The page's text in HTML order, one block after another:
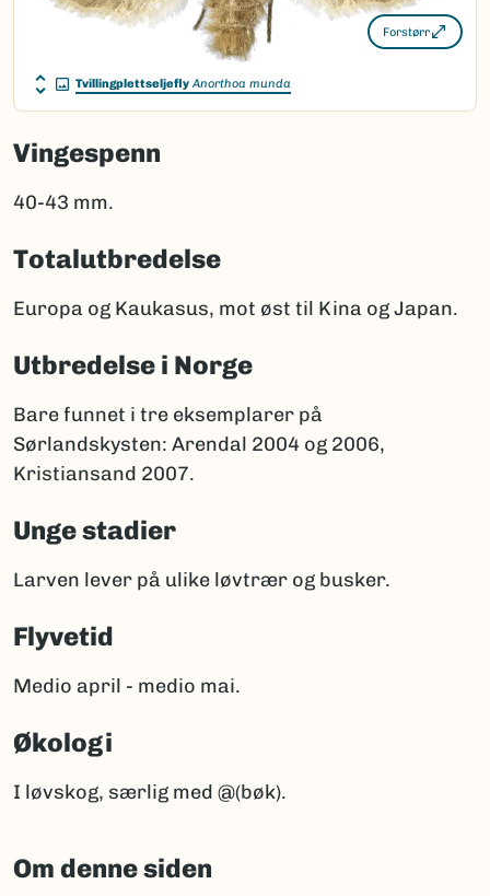
Forstørr
Tvillingplettseljefly Anorthoa munda
Vingespenn
40-43 mm.
Totalutbredelse
Europa og Kaukasus, mot øst til Kina og Japan.
Utbredelse i Norge
Bare funnet i tre eksemplarer på
Sørlandskysten: Arendal 2004 og 2006,
Kristiansand 2007.
Unge stadier
Larven lever på ulike løvtrær og busker.
Flyvetid
Medio april - medio mai.
Økologi
I løvskog, særlig med @(bøk).
Om denne siden